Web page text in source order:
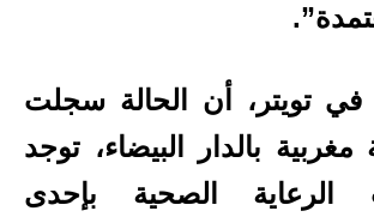
في تويتر، أن الحالة سجلت
بالدار البيضاء، توجد
الرعاية الصحية بإحدى